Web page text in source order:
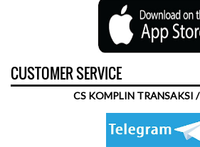
CUSTOMER SERVICE
CS KOMPLIN TRANSAKSI